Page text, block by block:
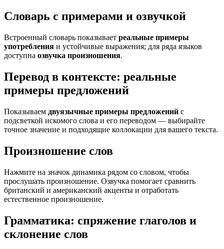
Словарь с примерами и озвучкой
Встроенный словарь показывает реальные примеры
употребления и устойчивые выражения; для ряда языков
доступна озвучка произношения.
Перевод в контексте: реальные
примеры предложений
Показываем двуязычные примеры предложений с
подсветкой искомого слова и его переводом — выбирайте
точное значение и подходящие коллокации для вашего текста.
Произношение слов
Нажмите на значок динамика рядом со словом, чтобы
прослушать произношение. Озвучка помогает сравнить
британский и американский акценты и отработать
естественное произношение.
Грамматика: спряжение глаголов и
склонение слов